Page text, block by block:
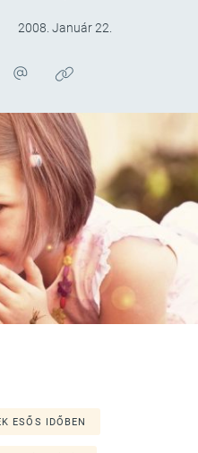
2008. Január 22.
ESŐS IDŐBEN